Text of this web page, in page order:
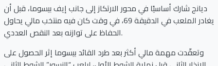
ديانج شارك أساسيًا في محور الارتكاز إلى جانب إيف بيسوما، قبل أن
يغادر الملعب في الدقيقة 69، في وقت كان فيه منتخب مالي يحاول
الحفاظ على توازنه بعد النقص العددي.
وتعقّدت مهمة مالي أكثر بعد طرد القائد بيسوما إثر الحصول على